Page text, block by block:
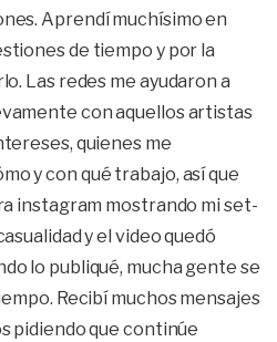
Aprendí muchísimo en
de tiempo y por la
Las redes me ayudaron a
con aquellos artistas
quienes me
y con qué trabajo, así que
instagram mostrando mi set-
y el video quedó
lo publiqué, mucha gente se
Recibí muchos mensajes
pidiendo que continúe